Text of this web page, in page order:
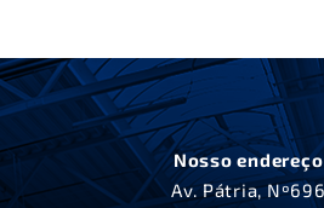
Nosso endereço
Av. Pátria, Nº696